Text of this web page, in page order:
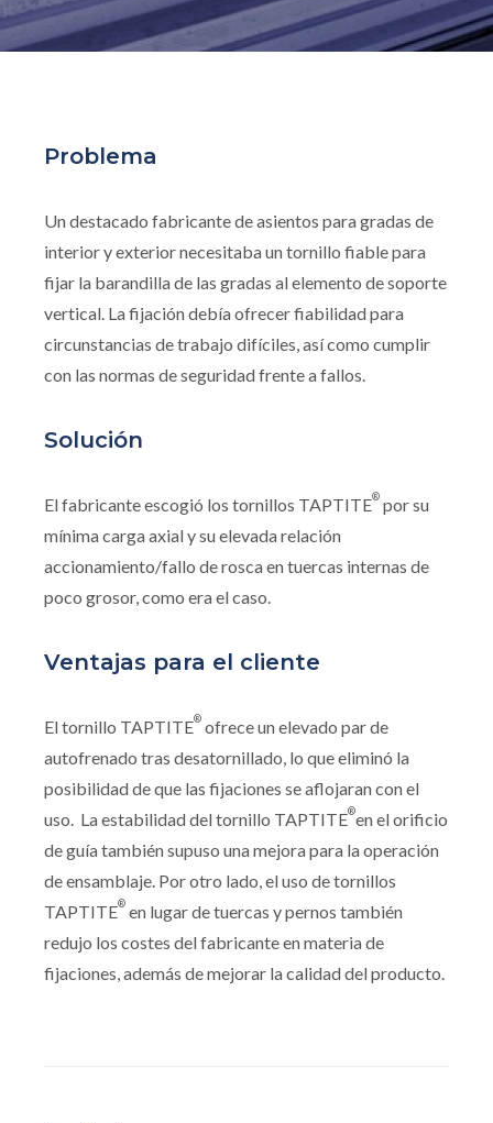
Problema
Un destacado fabricante de asientos para gradas de
interior y exterior necesitaba un tornillo fiable para
fijar la barandilla de las gradas al elemento de soporte
vertical. La fijación debía ofrecer fiabilidad para
circunstancias de trabajo difíciles, así como cumplir
con las normas de seguridad frente a fallos.
Solución
El fabricante escogió los tornillos TAPTITE® por su
mínima carga axial y su elevada relación
accionamiento/fallo de rosca en tuercas internas de
poco grosor, como era el caso.
Ventajas para el cliente
El tornillo TAPTITE® ofrece un elevado par de
autofrenado tras desatornillado, lo que eliminó la
posibilidad de que las fijaciones se aflojaran con el
uso. La estabilidad del tornillo TAPTITE®en el orificio
de guía también supuso una mejora para la operación
de ensamblaje. Por otro lado, el uso de tornillos
TAPTITE® en lugar de tuercas y pernos también
redujo los costes del fabricante en materia de
fijaciones, además de mejorar la calidad del producto.